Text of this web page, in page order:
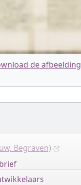
de afbeelding
Begraven)